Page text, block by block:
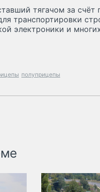
тягачом за счёт
транспортировки
электроники и
полуприцепы